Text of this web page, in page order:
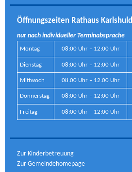
Öffnungszeiten Rathaus Karlshuld
nur nach individueller Terminabsprache
Montag 08:00 Uhr – 12:00 Uhr
Dienstag 08:00 Uhr – 12:00 Uhr
Mittwoch 08:00 Uhr – 12:00 Uhr
Donnerstag 08:00 Uhr – 12:00 Uhr
Freitag 08:00 Uhr – 12:00 Uhr
Zur Kinderbetreuung
Zur Gemeindehomepage